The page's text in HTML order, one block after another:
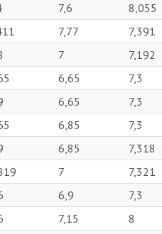
7,6 8,055
7,77 7,391
7 7,192
6,65 7,3
6,65 7,3
6,85 7,3
6,85 7,318
7 7,321
6,9 7,3
7,15 8